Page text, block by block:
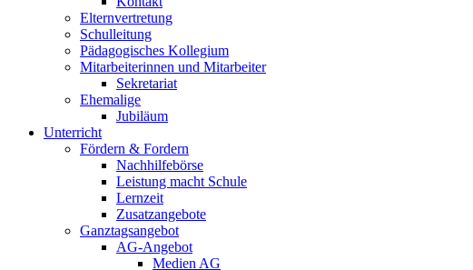
Elternvertretung
Schulleitung
Pädagogisches Kollegium
Mitarbeiterinnen und Mitarbeiter
Sekretariat
Ehemalige
Jubiläum
Unterricht
Fördern & Fordern
Nachhilfebörse
Leistung macht Schule
Lernzeit
Zusatzangebote
Ganztagsangebot
AG-Angebot
Medien AG